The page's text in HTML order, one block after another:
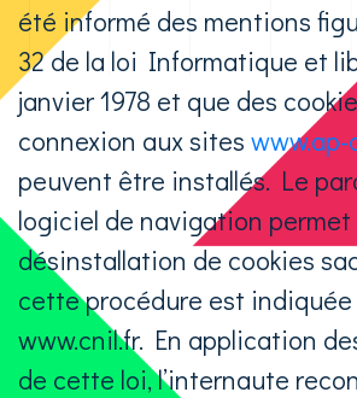
été informé des mentions
32 de la loi Informatique et
janvier 1978 et que des
connexion aux sites
peuvent être installés. Le
logiciel de navigation permet
désinstallation de cookies
cette procédure est indiquée
www.cnil.fr. En application
de cette loi, l’internaute